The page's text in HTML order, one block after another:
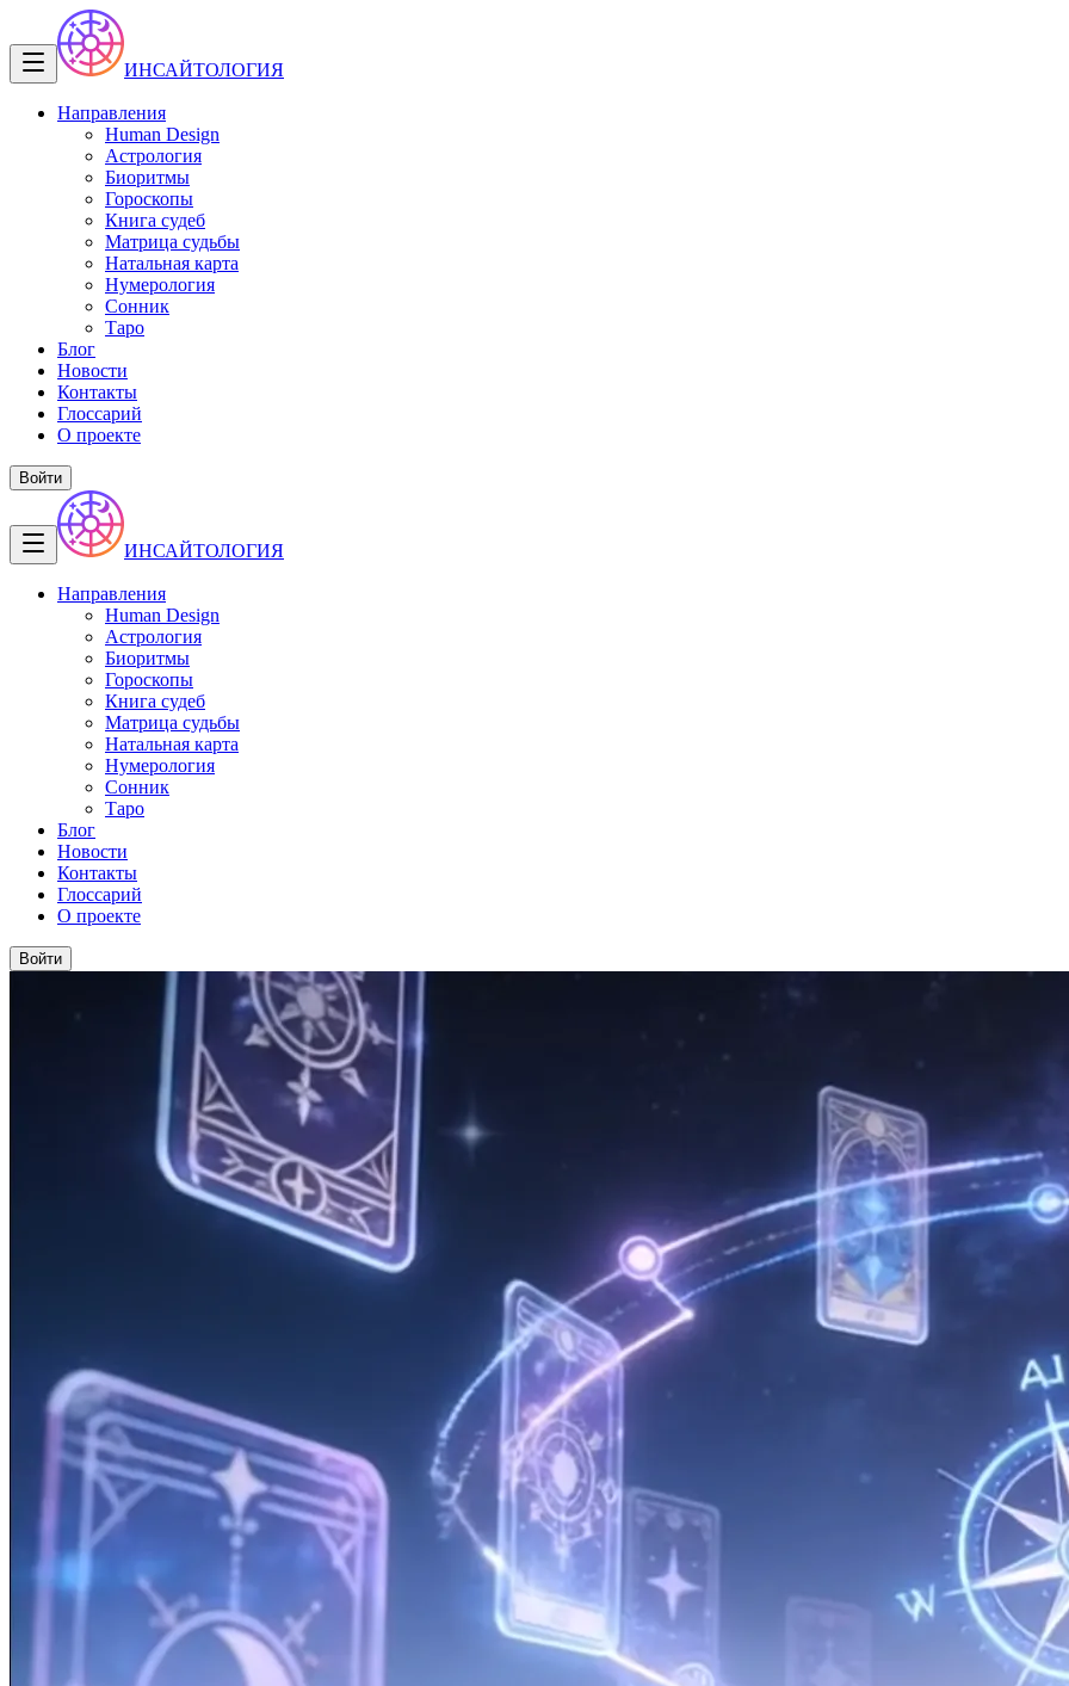
ИНСАЙТОЛОГИЯ
Направления
Human Design
Астрология
Биоритмы
Гороскопы
Книга судеб
Матрица судьбы
Натальная карта
Нумерология
Сонник
Таро
Блог
Новости
Контакты
Глоссарий
О проекте
Войти
ИНСАЙТОЛОГИЯ
Направления
Human Design
Астрология
Биоритмы
Гороскопы
Книга судеб
Матрица судьбы
Натальная карта
Нумерология
Сонник
Таро
Блог
Новости
Контакты
Глоссарий
О проекте
Войти